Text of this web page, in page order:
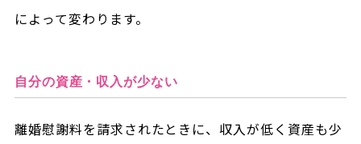
によって変わります。
自分の資産・収入が少ない
離婚慰謝料を請求されたときに、収入が低く資産も少